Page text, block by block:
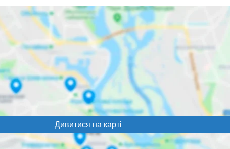
Дивитися на карті